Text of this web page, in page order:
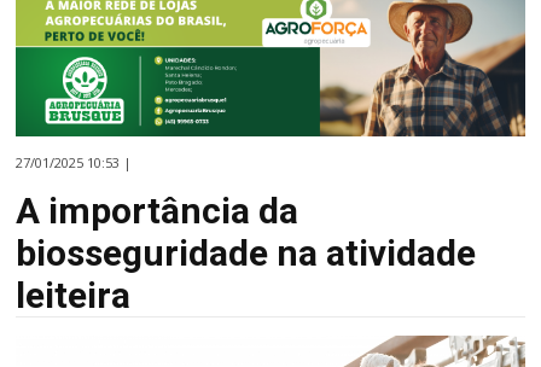
27/01/2025 10:53 |
A importância da
biosseguridade na atividade
leiteira